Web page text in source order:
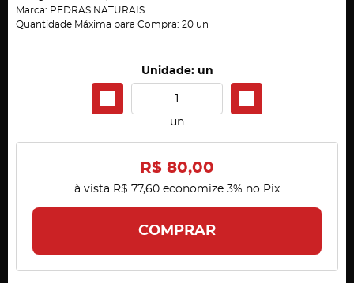
Marca: PEDRAS NATURAIS
Quantidade Máxima para Compra: 20 un
Unidade: un
un
R$ 80,00
à vista R$ 77,60 economize 3% no Pix
COMPRAR